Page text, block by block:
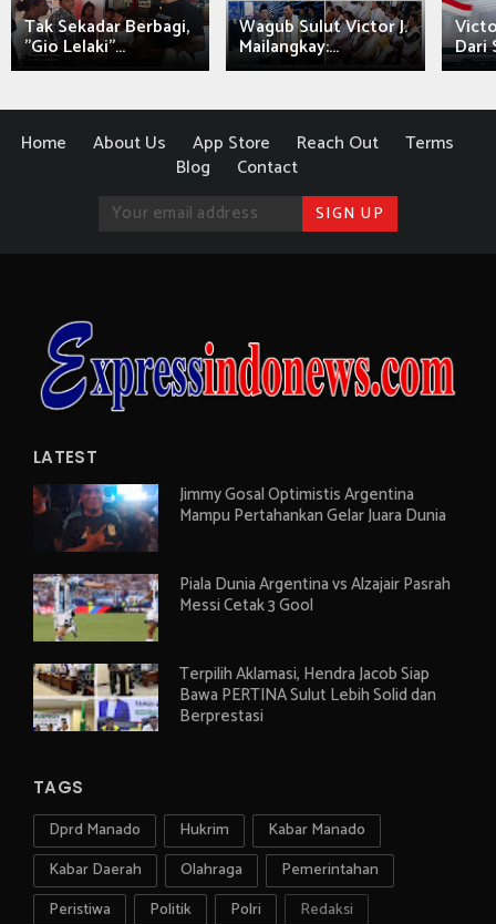
Tak Sekadar Berbagi,
"Gio Lelaki"...
Wagub Sulut Victor J.
Mailangkay:... Dari
Home About Us App Store Reach Out
Terms
Blog
Contact
LATEST
Jimmy Gosal Optimistis Argentina
Mampu Pertahankan Gelar Juara Dunia
Piala Dunia Argentina vs Alzajair Pasrah
Messi Cetak 3 Gool
Terpilih Aklamasi, Hendra Jacob Siap
Bawa PERTINA Sulut Lebih Solid dan
Berprestasi
TAGS
Dprd Manado Hukrim
Kabar Manado
Kabar Daerah
Olahraga
Pemerintahan
Peristiwa
Politik Polri Redaksi